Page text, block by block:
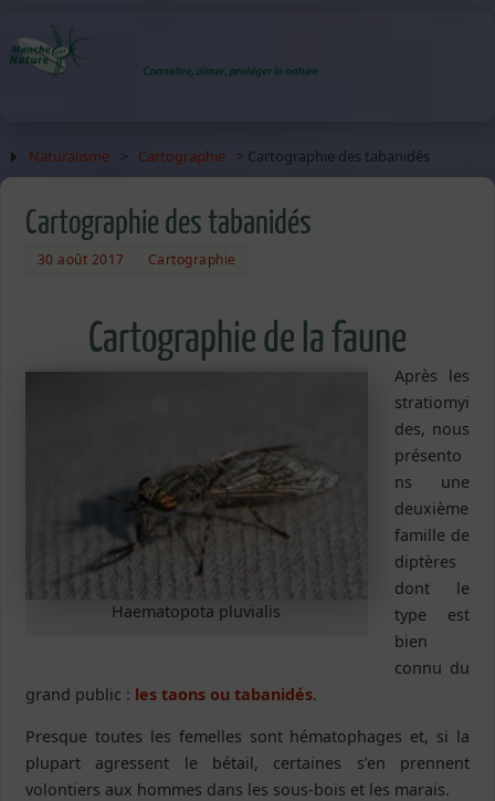
Naturalisme > Cartographie > Cartographie des tabanidés
Cartographie des tabanidés
30 août 2017 Cartographie
Cartographie de la faune
Haematopota pluvialis
Après les
stratiomyi
des, nous
présento
ns une
deuxième
famille de
diptères
dont le
type est
bien
connu du
grand public : les taons ou tabanidés.
Presque toutes les femelles sont hématophages et, si la
plupart agressent le bétail, certaines s’en prennent
volontiers aux hommes dans les sous-bois et les marais.